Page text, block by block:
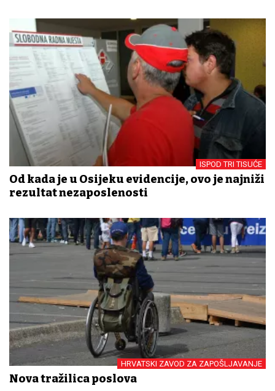
ISPOD TRI TISUĆE
Od kada je u Osijeku evidencije, ovo je najniži
rezultat nezaposlenosti
HRVATSKI ZAVOD ZA ZAPOŠLJAVANJE
Nova tražilica poslova